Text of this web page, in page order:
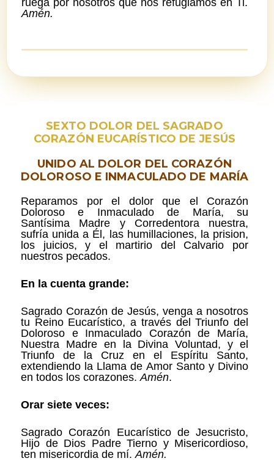
ruega por nosotros que nos refugiamos en Ti.
Amén.
SEXTO DOLOR DEL SAGRADO
CORAZÓN EUCARÍSTICO DE JESÚS
UNIDO AL DOLOR DEL CORAZÓN
DOLOROSO E INMACULADO DE MARÍA
Reparamos por el dolor que el Corazón
Doloroso e Inmaculado de María, su
Santísima Madre y Corredentora nuestra,
sufría unida a Él, las humillaciones, la prision,
los juicios, y el martirio del Calvario por
nuestros pecados.
En la cuenta grande:
Sagrado Corazón de Jesús, venga a nosotros
tu Reino Eucarístico, a través del Triunfo del
Doloroso e Inmaculado Corazón de María,
Nuestra Madre en la Divina Voluntad, y el
Triunfo de la Cruz en el Espíritu Santo,
extendiendo la Llama de Amor Santo y Divino
en todos los corazones. Amén.
Orar siete veces:
Sagrado Corazón Eucarístico de Jesucristo,
Hijo de Dios Padre Tierno y Misericordioso,
ten misericordia de mí. Amén.